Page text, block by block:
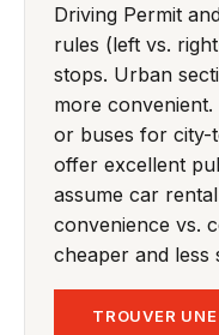
Driving Permit
rules (left vs.
stops. Urban
more
or buses for city-
offer excellent
assume car
convenience vs.
cheaper and less
TROUVER